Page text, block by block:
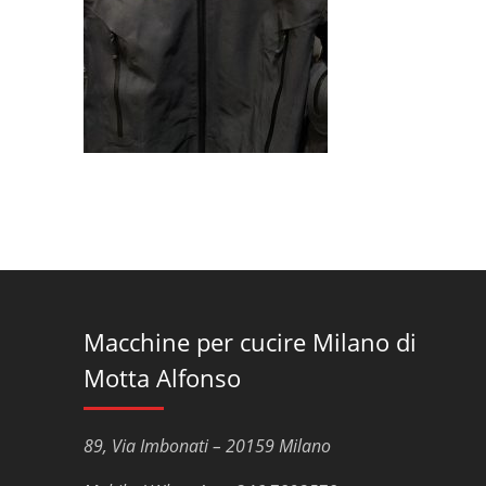
Macchine per cucire Milano di
Motta Alfonso
89, Via Imbonati – 20159 Milano